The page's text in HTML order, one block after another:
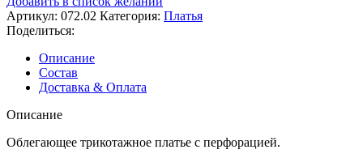
Артикул: 072.02 Категория: Платья
Поделиться:
Описание
Состав
Доставка & Оплата
Описание
Облегающее трикотажное платье с перфорацией.